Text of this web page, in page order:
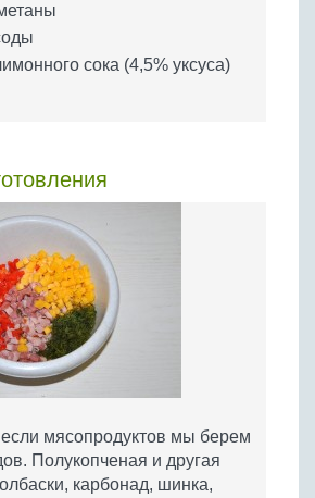
сока (4,5% уксуса)
если мясопродуктов мы берем
Полукопченая и другая
карбонад, шинка,